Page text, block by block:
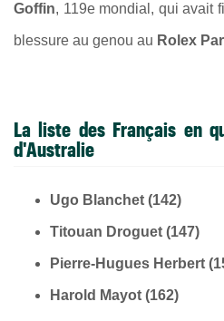
Goffin, 119e mondial, qui avait
blessure au genou au Rolex
La liste des Français en
d'Australie
Ugo Blanchet (142)
Titouan Droguet (147)
Pierre-Hugues Herbert
Harold Mayot (162)